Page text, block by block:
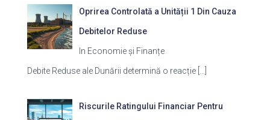
Oprirea Controlată a Unității 1 Din Cauza
Debitelor Reduse
In Economie și Finanțe
Debite Reduse ale Dunării determină o reacție
Riscurile Ratingului Financiar Pentru